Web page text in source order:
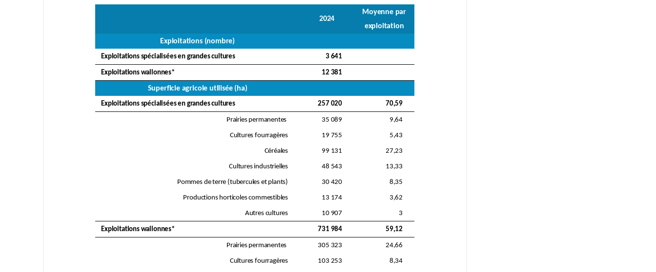
2024
Moyenne par
exploitation
Exploitations (nombre)
Exploitations spécialisées en grandes cultures 3 641
Exploitations wallonnes* 12 381
Superficie agricole utilisée (ha)
Exploitations spécialisées en grandes cultures 257 020 70,59
Prairies permanentes 35 089 9,64
Cultures fourragères 19 755 5,43
Céréales 99 131 27,23
Cultures industrielles 48 543 13,33
Pommes de terre (tubercules et plants) 30 420 8,35
Productions horticoles commestibles 13 174 3,62
Autres cultures 10 907 3
Exploitations wallonnes* 731 984 59,12
Prairies permanentes 305 323 24,66
Cultures fourragères 103 253 8,34